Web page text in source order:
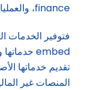
finance، والعمليات المصرفية كخدمة BaaS، والعمليات المصرفية كمنصة BaaP.
تقديم خدماتها
المنصات غير